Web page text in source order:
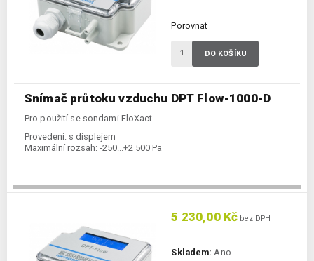
Snímač průtoku vzduchu DPT Flow-1000-D
Pro použití se sondami FloXact
Provedení: s displejem
Maximální rozsah: -250...+2 500 Pa
Porovnat
DO KOŠÍKU
5 230,00 Kč bez DPH
Skladem: Ano